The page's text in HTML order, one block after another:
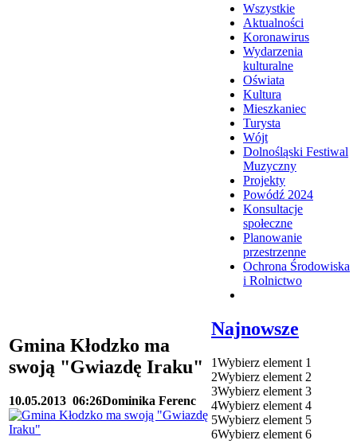
Gmina Kłodzko ma
swoją "Gwiazdę Iraku"
10.05.2013 06:26Dominika Ferenc
Wszystkie
Aktualności
Koronawirus
Wydarzenia
kulturalne
Oświata
Kultura
Mieszkaniec
Turysta
Wójt
Dolnośląski Festiwal
Muzyczny
Projekty
Powódź 2024
Konsultacje
społeczne
Planowanie
przestrzenne
Ochrona Środowiska
i Rolnictwo
Najnowsze
1Wybierz element 1
2Wybierz element 2
3Wybierz element 3
4Wybierz element 4
5Wybierz element 5
6Wybierz element 6